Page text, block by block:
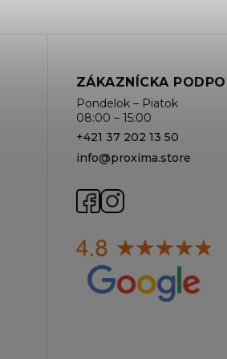
ZÁKAZNÍCKA
Pondelok – Piatok
08:00 – 15:00
+421 37 202 13 50
info@proxima.store